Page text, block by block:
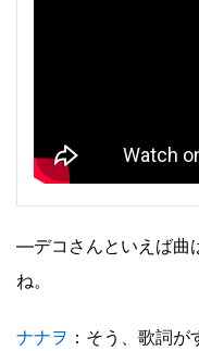
―デコさんといえば曲
ね。
ナナヲ ：そう、歌詞